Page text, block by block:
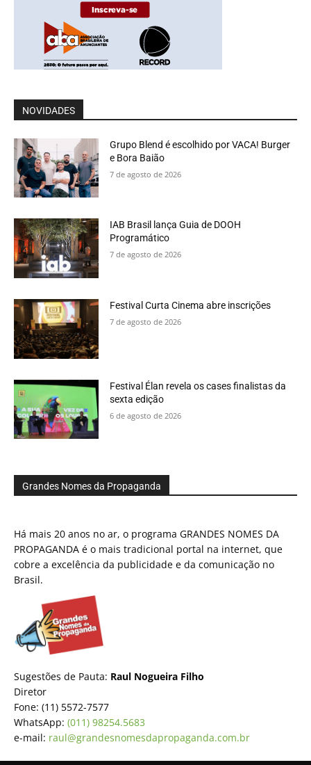
NOVIDADES
Grupo Blend é escolhido por VACA! Burger
e Bora Baião
7 de agosto de 2026
IAB Brasil lança Guia de DOOH
Programático
7 de agosto de 2026
Festival Curta Cinema abre inscrições
7 de agosto de 2026
Festival Élan revela os cases finalistas da
sexta edição
6 de agosto de 2026
Grandes Nomes da Propaganda
Há mais 20 anos no ar, o programa GRANDES NOMES DA
PROPAGANDA é o mais tradicional portal na internet, que
cobre a excelência da publicidade e da comunicação no
Brasil.
Sugestões de Pauta: Raul Nogueira Filho
Diretor
Fone: (11) 5572-7577
WhatsApp: (011) 98254.5683
e-mail: raul@grandesnomesdapropaganda.com.br